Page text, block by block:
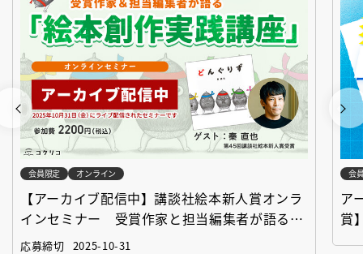
会員限定 オンライン
【アーカイブ配信中】講談社絵本新人賞オンラ
インセミナー 受賞作家と担当編集者が語る
「絵本創作実践講座」
応募締切 2025-10-31
会
ア
賞